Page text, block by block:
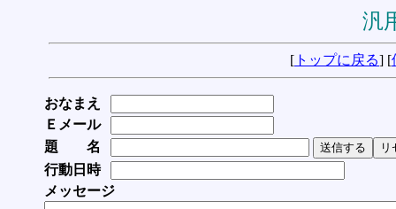
汎
[ トップに戻る] [
おなまえ
Ｅメール
題 名
行動日時
メッセージ